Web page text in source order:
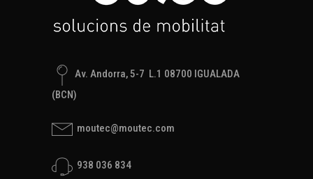
Av. Andorra, 5-7 L.1 08700 IGUALADA
(BCN)
moutec@moutec.com
938 036 834